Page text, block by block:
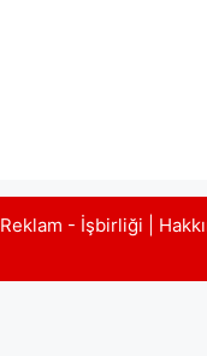
Reklam - İşbirliği